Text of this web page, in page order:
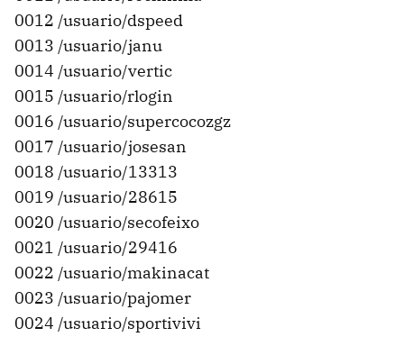
0012 /usuario/dspeed
0013 /usuario/janu
0014 /usuario/vertic
0015 /usuario/rlogin
0016 /usuario/supercocozgz
0017 /usuario/josesan
0018 /usuario/13313
0019 /usuario/28615
0020 /usuario/secofeixo
0021 /usuario/29416
0022 /usuario/makinacat
0023 /usuario/pajomer
0024 /usuario/sportivivi